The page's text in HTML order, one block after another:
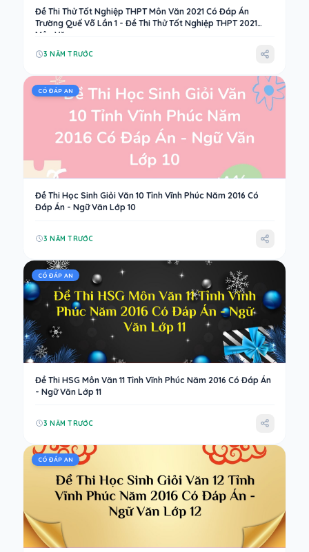
Đề Thi Thử Tốt Nghiệp THPT Môn Văn 2021 Có Đáp Án
Trường Quế Võ Lần 1 - Đề Thi Thử Tốt Nghiệp THPT 2021
Môn Văn
3 NĂM TRƯỚC
CÓ ĐÁP AN
Đề Thi Học Sinh Giỏi Văn 10 Tỉnh Vĩnh Phúc Năm 2016 Có
Đáp Án - Ngữ Văn Lớp 10
3 NĂM TRƯỚC
CÓ ĐÁP AN
Đề Thi HSG Môn Văn 11 Tỉnh Vĩnh Phúc Năm 2016 Có Đáp Án
- Ngữ Văn Lớp 11
3 NĂM TRƯỚC
CÓ ĐÁP AN